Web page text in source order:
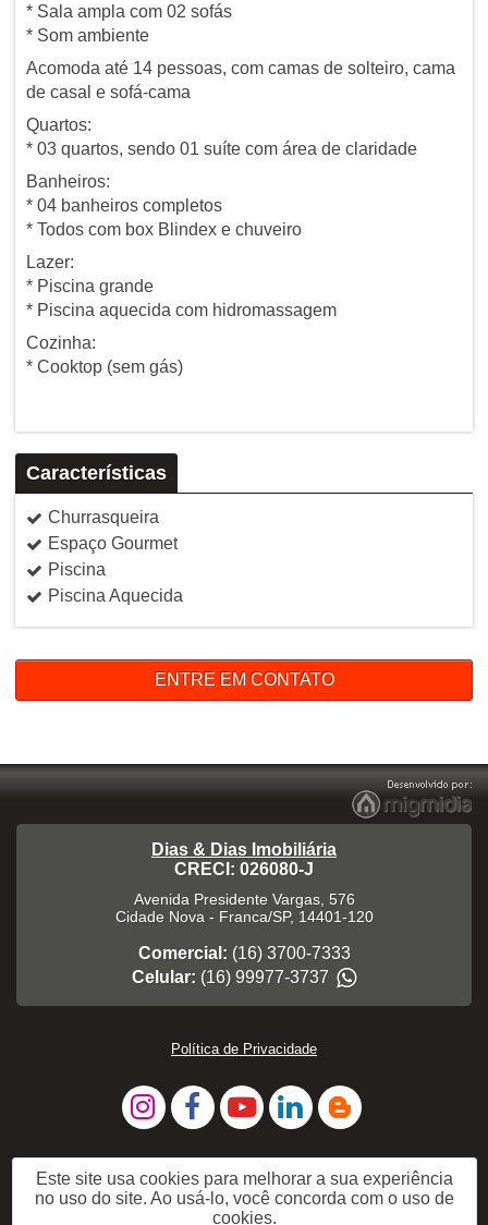
* Sala ampla com 02 sofás
* Som ambiente
Acomoda até 14 pessoas, com camas de solteiro, cama
de casal e sofá-cama
Quartos:
* 03 quartos, sendo 01 suíte com área de claridade
Banheiros:
* 04 banheiros completos
* Todos com box Blindex e chuveiro
Lazer:
* Piscina grande
* Piscina aquecida com hidromassagem
Cozinha:
* Cooktop (sem gás)
Características
Churrasqueira
Espaço Gourmet
Piscina
Piscina Aquecida
ENTRE EM CONTATO
Dias & Dias Imobiliária
CRECI: 026080-J
Avenida Presidente Vargas, 576
Cidade Nova - Franca/SP, 14401-120
Comercial: (16) 3700-7333
Celular: (16) 99977-3737
Política de Privacidade
Este site usa cookies para melhorar a sua experiência
no uso do site. Ao usá-lo, você concorda com o uso de
cookies.